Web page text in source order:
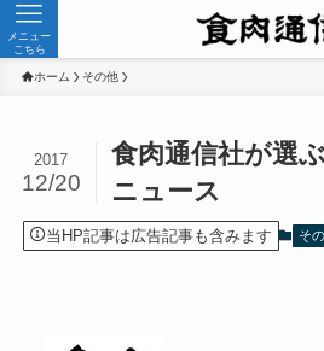
メニュー
こちら
ホーム その他
食肉通信社が選
ニュース
2017
12/20
当HP記事は広告記事も含みます そ